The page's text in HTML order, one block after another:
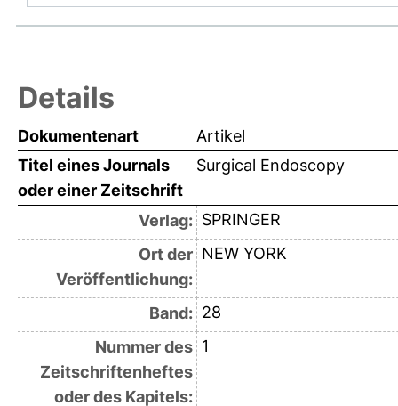
Details
Dokumentenart
Artikel
Titel eines Journals
oder einer Zeitschrift
Surgical Endoscopy
Verlag: SPRINGER
Ort der
Veröffentlichung:
NEW YORK
Band: 28
Nummer des
Zeitschriftenheftes
oder des Kapitels:
1